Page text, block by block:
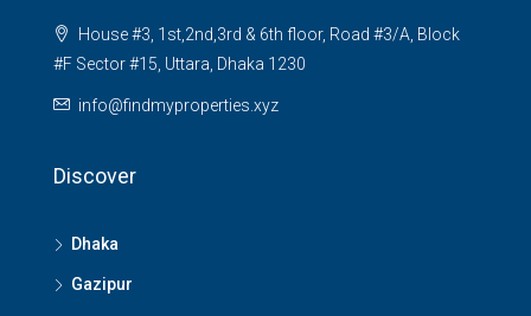
House #3, 1st,2nd,3rd & 6th floor, Road #3/A, Block
#F Sector #15, Uttara, Dhaka 1230
info@findmyproperties.xyz
Discover
Dhaka
Gazipur